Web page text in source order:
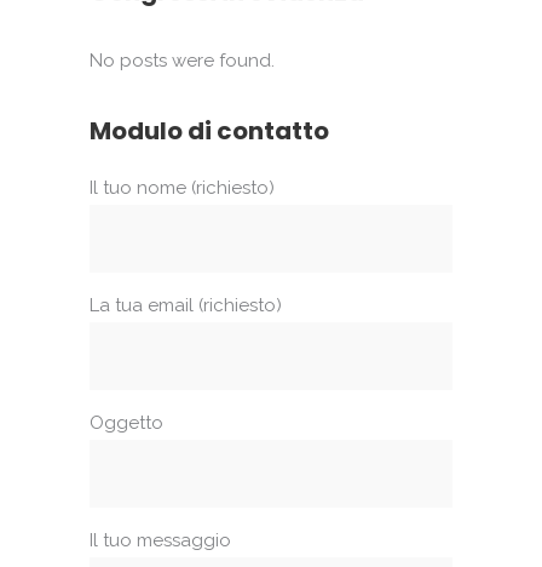
No posts were found.
Modulo di contatto
Il tuo nome (richiesto)
La tua email (richiesto)
Oggetto
Il tuo messaggio